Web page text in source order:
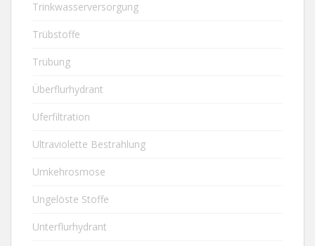
Trinkwasserversorgung
Trübstoffe
Trübung
Überflurhydrant
Uferfiltration
Ultraviolette Bestrahlung
Umkehrosmose
Ungelöste Stoffe
Unterflurhydrant